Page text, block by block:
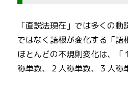
「直説法現在」では多くの
ではなく語根が変化する「
ほとんどの不規則変化は、
称単数、２人称単数、３人